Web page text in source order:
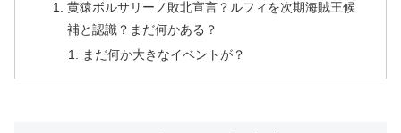
黄猿ボルサリーノ敗北宣言？ルフィを次期海賊王候
補と認識？まだ何かある？
まだ何か大きなイベントが？